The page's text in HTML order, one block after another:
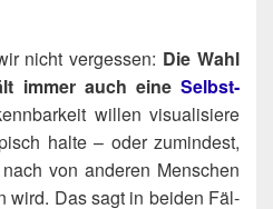
nicht ver­ges­sen: Die Wahl
immer auch eine Selbst­
wil­len visua­li­sie­re
hal­te – oder zumin­dest,
von ande­ren Men­schen
wird. Das sagt in bei­den Fäl­